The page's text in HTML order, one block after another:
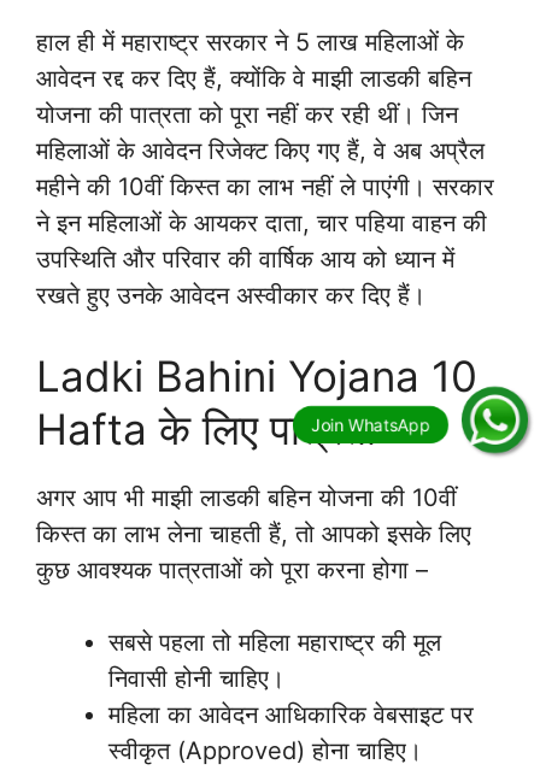
हाल ही में महाराष्ट्र सरकार ने 5 लाख महिलाओं के
आवेदन रद्द कर दिए हैं, क्योंकि वे माझी लाडकी बहिन
योजना की पात्रता को पूरा नहीं कर रही थीं। जिन
महिलाओं के आवेदन रिजेक्ट किए गए हैं, वे अब अप्रैल
महीने की 10वीं किस्त का लाभ नहीं ले पाएंगी। सरकार
ने इन महिलाओं के आयकर दाता, चार पहिया वाहन की
उपस्थिति और परिवार की वार्षिक आय को ध्यान में
रखते हुए उनके आवेदन अस्वीकार कर दिए हैं।
Ladki Bahini Yojana 10
Hafta के लिए पात्रता
अगर आप भी माझी लाडकी बहिन योजना की 10वीं
किस्त का लाभ लेना चाहती हैं, तो आपको इसके लिए
कुछ आवश्यक पात्रताओं को पूरा करना होगा –
सबसे पहला तो महिला महाराष्ट्र की मूल
निवासी होनी चाहिए।
महिला का आवेदन आधिकारिक वेबसाइट पर
स्वीकृत (Approved) होना चाहिए।